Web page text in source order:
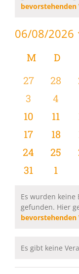
06/08/2026
wählen.
Kalender
von
MMONTAG
D
0
27
0
28
0
3
0
4
0
10
0
11
0
17
0
18
0
24
0
25
0
31
0
1
Hinweis
Es wurden keine
gefunden. Hier
Hinweis
Es gibt keine